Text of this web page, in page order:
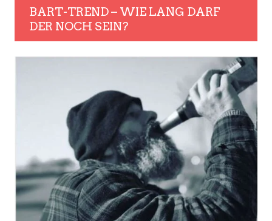
BART-TREND – WIE LANG DARF
DER NOCH SEIN?